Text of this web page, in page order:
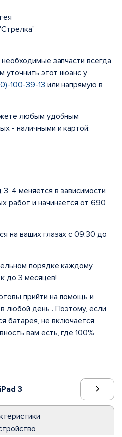
iPad 3
запчасти всегда
уточнить этот нюанс у
100-39-13 или напрямую в
любым удобным
- наличными и картой:
4 меняется в зависимости
работ и начинается от 690
на ваших глазах с 09:30 до
порядке каждому
до 3 месяцев!
прийти на помощь и
любой день . Поэтому, если
батарея, не включается
вам есть, где 100%